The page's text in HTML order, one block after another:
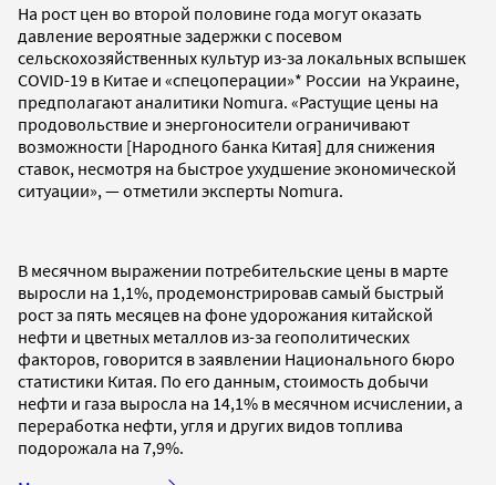
На рост цен во второй половине года могут оказать
давление вероятные задержки с посевом
сельскохозяйственных культур из-за локальных вспышек
COVID-19 в Китае и «спецоперации»* России на Украине,
предполагают аналитики Nomura. «Растущие цены на
продовольствие и энергоносители ограничивают
возможности [Народного банка Китая] для снижения
ставок, несмотря на быстрое ухудшение экономической
ситуации», — отметили эксперты Nomura.
В месячном выражении потребительские цены в марте
выросли на 1,1%, продемонстрировав самый быстрый
рост за пять месяцев на фоне удорожания китайской
нефти и цветных металлов из-за геополитических
факторов, говорится в заявлении Национального бюро
статистики Китая. По его данным, стоимость добычи
нефти и газа выросла на 14,1% в месячном исчислении, а
переработка нефти, угля и других видов топлива
подорожала на 7,9%.